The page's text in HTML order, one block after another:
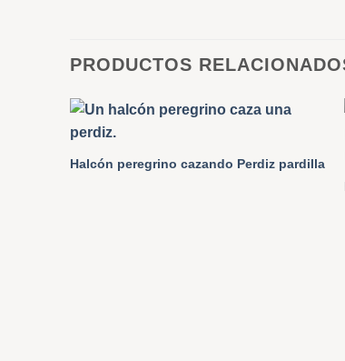
PRODUCTOS
Halcón peregrino cazando Perdiz pardilla